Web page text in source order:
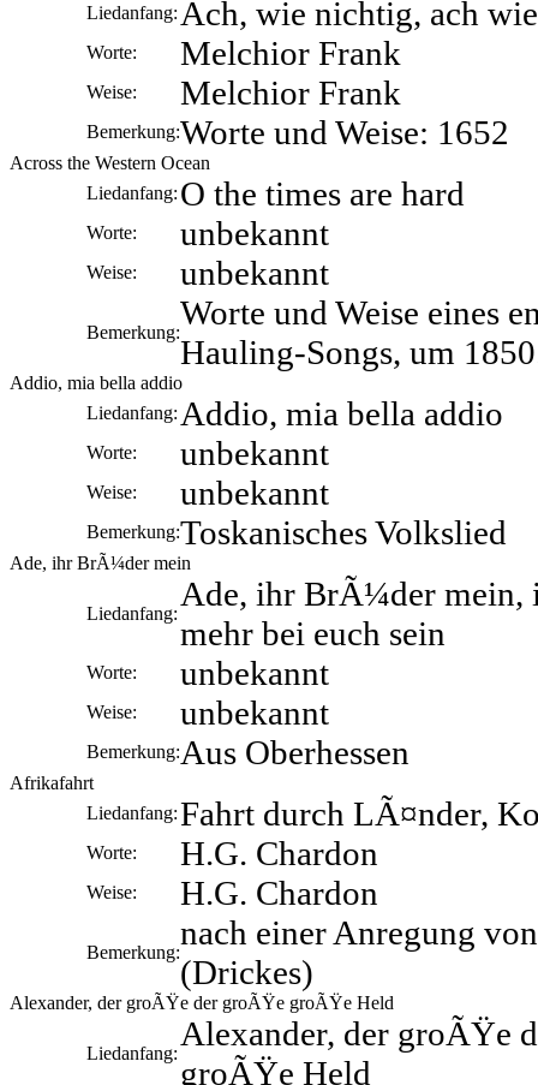
Liedanfang: Ach, wie nichtig, ach
Worte: Melchior Frank
Weise: Melchior Frank
Bemerkung:Worte und Weise: 1652
Across the Western Ocean
Liedanfang: O the times are hard
Worte: unbekannt
Weise: unbekannt
Bemerkung:
Worte und Weise eines
Hauling-Songs, um
Addio, mia bella addio
Liedanfang: Addio, mia bella addio
Worte: unbekannt
Weise: unbekannt
Bemerkung:Toskanisches Volkslied
Ade, ihr BrÃ¼der mein
Liedanfang:
Ade, ihr BrÃ¼der mein,
mehr bei euch sein
Worte: unbekannt
Weise: unbekannt
Bemerkung:Aus Oberhessen
Afrikafahrt
Liedanfang:Fahrt durch LÃ¤nder,
Worte: H.G. Chardon
Weise: H.G. Chardon
Bemerkung:
nach einer Anregung
(Drickes)
Alexander, der groÃŸe der groÃŸe groÃŸe Held
Liedanfang:
Alexander, der groÃŸe
groÃŸe Held